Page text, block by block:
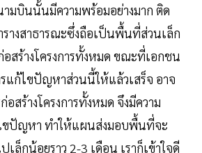
มบินนั้นมีความพร้อมอย่างมาก ติด
างสาธารณะซึ่งถือเป็นพื้นที่ส่วนเล็ก
สร้างโครงการทั้งหมด ขณะที่เอกชน
แก้ไขปัญหาส่วนนี้ให้แล้วเสร็จ อาจ
สร้างโครงการทั้งหมด จึงมีความ
ขปัญหา ทำให้แผนส่งมอบพื้นที่จะ
ล็กน้อยราว 2-3 เดือน เราก็เข้าใจดี